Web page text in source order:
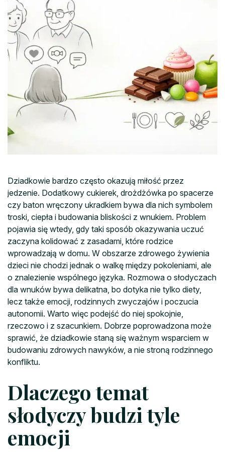
Dziadkowie bardzo często okazują miłość przez
jedzenie. Dodatkowy cukierek, drożdżówka po spacerze
czy baton wręczony ukradkiem bywa dla nich symbolem
troski, ciepła i budowania bliskości z wnukiem. Problem
pojawia się wtedy, gdy taki sposób okazywania uczuć
zaczyna kolidować z zasadami, które rodzice
wprowadzają w domu. W obszarze zdrowego żywienia
dzieci nie chodzi jednak o walkę między pokoleniami, ale
o znalezienie wspólnego języka. Rozmowa o słodyczach
dla wnuków bywa delikatna, bo dotyka nie tylko diety,
lecz także emocji, rodzinnych zwyczajów i poczucia
autonomii. Warto więc podejść do niej spokojnie,
rzeczowo i z szacunkiem. Dobrze poprowadzona może
sprawić, że dziadkowie staną się ważnym wsparciem w
budowaniu zdrowych nawyków, a nie stroną rodzinnego
konfliktu.
Dlaczego temat
słodyczy budzi tyle
emocji